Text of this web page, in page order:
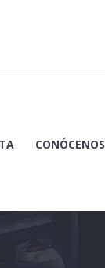
CONÓCENOS